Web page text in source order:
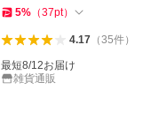
5% （37pt）
4.17（35件）
最短8/12お届け
雑貨通販